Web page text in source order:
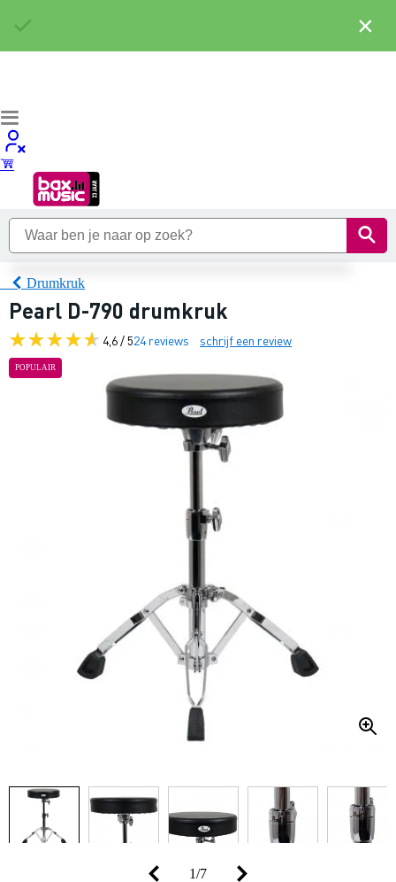
Drumkruk
Pearl D-790 drumkruk
4,6 / 524 reviews schrijf een review
POPULAIR
1/7
×